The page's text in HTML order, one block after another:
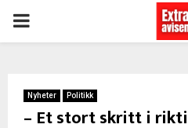
PRIMARY
Nyheter Politikk
– Et stort skritt i